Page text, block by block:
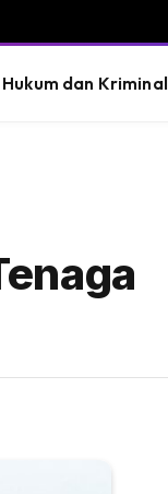
Hukum dan Kriminal